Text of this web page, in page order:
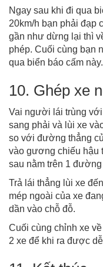
Ngay sau khi đi qua
20km/h bạn phải đạp
gần như dừng lại thì
phép. Cuối cùng bạn
qua biển báo cấm này.
10. Ghép xe
Vai người lái trùng
sang phải và lùi xe
so với đường thẳng
vào gương chiếu hậu
sau nằm trên 1 đường
Trả lái thẳng lùi xe
mép ngoài của xe
dần vào chỗ đỗ.
Cuối cùng chỉnh xe
2 xe để khi ra được